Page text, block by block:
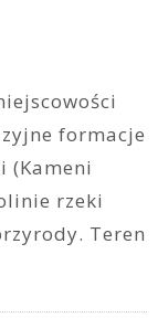
formacje
(Kameni
rzeki
Teren